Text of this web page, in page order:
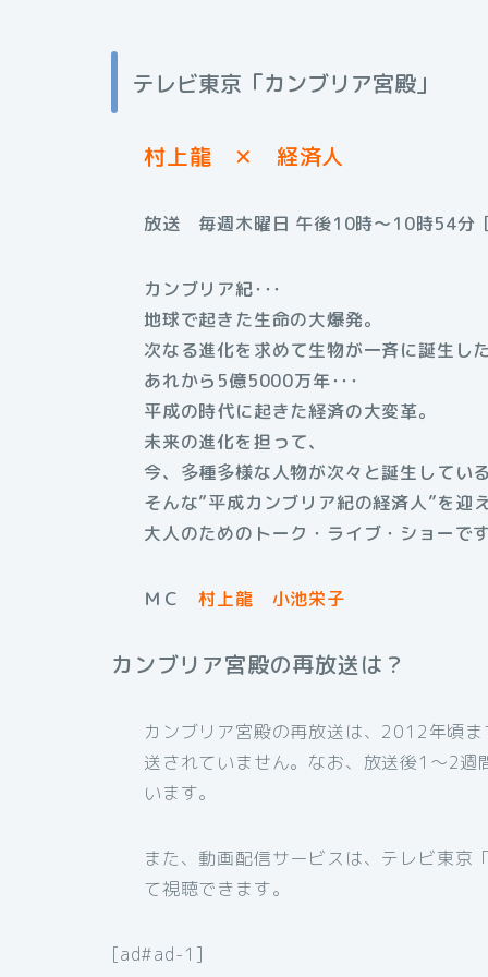
テレビ東京「カンブリア宮殿」
村上龍 ✕ 経済人
放送 毎週木曜日 午後10時～10時54分
カンブリア紀･･･
地球で起きた生命の大爆発。
次なる進化を求めて生物が一斉に誕生し
あれから5億5000万年･･･
平成の時代に起きた経済の大変革。
未来の進化を担って、
今、多種多様な人物が次々と誕生してい
そんな”平成カンブリア紀の経済人”を迎
大人のためのトーク・ライブ・ショーで
ＭＣ 村上龍 小池栄子
カンブリア宮殿の再放送は？
カンブリア宮殿の再放送は、2012年頃
送されていません。なお、放送後1～2
います。
また、動画配信サービスは、テレビ東京
て視聴できます。
[ad#ad-1]